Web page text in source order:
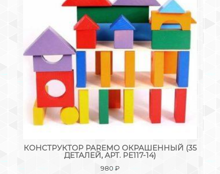
КОНСТРУКТОР PAREMO ОКРАШЕННЫЙ (35
ДЕТАЛЕЙ, АРТ. РЕ117-14)
980 ₽